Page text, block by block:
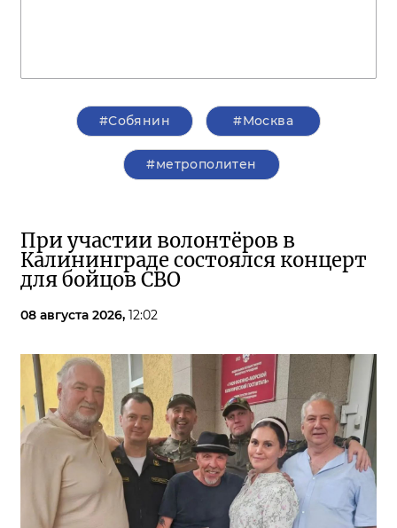
#Собянин #Москва
#метрополитен
При участии волонтёров в
Калининграде состоялся концерт
для бойцов СВО
08 августа 2026, 12:02